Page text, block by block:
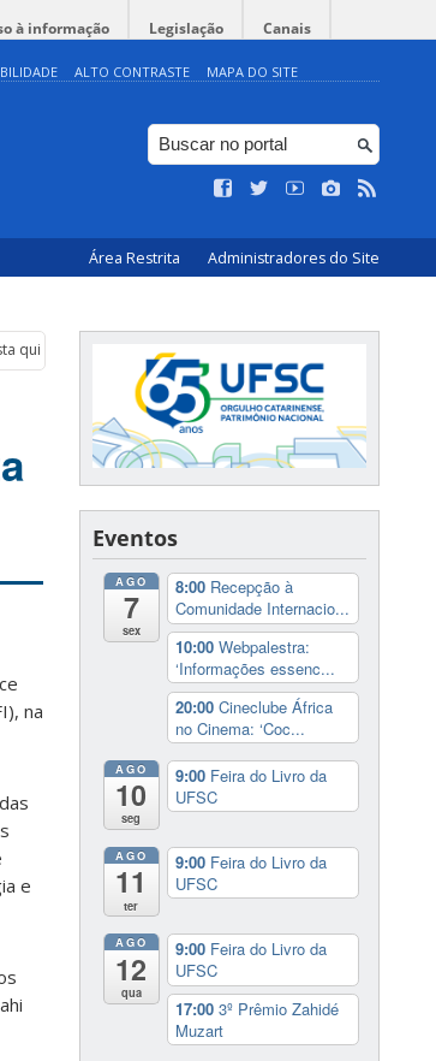
à informação Legislação Canais
ALTO CONTRASTE MAPA DO SITE
Área Restrita Administradores do Site
quinta
na
e
Eventos
AGO
7
sex
8:00 Recepção à
Comunidade Internacio...
10:00 Webpalestra:
‘Informações essenc...
20:00 Cineclube África
no Cinema: ‘Coc...
AGO
10
seg
9:00 Feira do Livro da
UFSC
AGO
11
ter
9:00 Feira do Livro da
UFSC
AGO
12
qua
9:00 Feira do Livro da
UFSC
17:00 3º Prêmio Zahidé
Muzart